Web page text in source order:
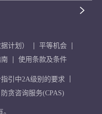
计划）
平等机会
使用条款及条件
引中2A级别的要求
防贪咨询服务(CPAS)